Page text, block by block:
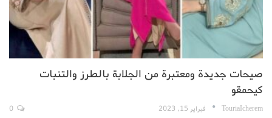
صيحات جديدة ومعتبرة من الجلابة بالطرز والتنبات
كيحمقو
TouriaIcherem فبراير 15, 2023